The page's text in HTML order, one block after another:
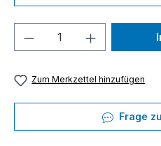
Produkt Anzahl:
Zum Merkzettel hinzufügen
Frage